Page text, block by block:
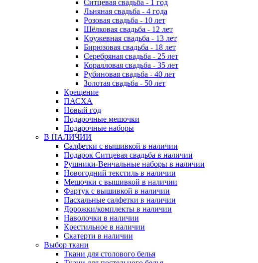
Ситцевая свадьба - 1 год
Льняная свадьба - 4 года
Розовая свадьба - 10 лет
Шёлковая свадьба - 12 лет
Кружевная свадьба - 13 лет
Бирюзовая свадьба - 18 лет
Серебряная свадьба - 25 лет
Коралловая свадьба - 35 лет
Рубиновая свадьба - 40 лет
Золотая свадьба - 50 лет
Крещение
ПАСХА
Новый год
Подарочные мешочки
Подарочные наборы
В НАЛИЧИИ
Салфетки с вышивкой в наличии
Подарок Ситцевая свадьба в наличии
Рушники-Венчальные наборы в наличии
Новогодний текстиль в наличии
Мешочки с вышивкой в наличии
Фартук с вышивкой в наличии
Пасхальные салфетки в наличии
Дорожки/комплекты в наличии
Наволочки в наличии
Крестильное в наличии
Скатерти в наличии
Выбор ткани
Ткани для столового белья